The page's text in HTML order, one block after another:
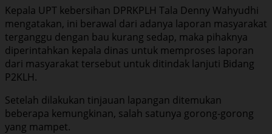
Kepala UPT kebersihan DPRKPLH Tala Denny Wahyudhi
mengatakan, ini berawal dari adanya laporan masyarakat
terganggu dengan bau kurang sedap, maka pihaknya
diperintahkan kepala dinas untuk memproses laporan
dari masyarakat tersebut untuk ditindak lanjuti Bidang
P2KLH.
Setelah dilakukan tinjauan lapangan ditemukan
beberapa kemungkinan, salah satunya gorong-gorong
yang mampet.